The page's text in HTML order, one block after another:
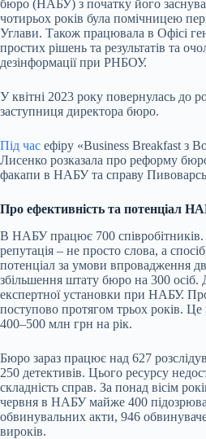
бюро (НАБУ) з початку його
чотирьох років була помічницею
Углави. Також працювала в Офісі
простих рішень та результатів та
дезінформації при РНБОУ.
У квітні 2023 року повернулась до
заступниця директора бюро.
Під час ефіру «Business Breakfast з
Лисенко розказала про реформу
факапи в НАБУ та справу
Про ефективність та потенціал
В НАБУ працює 700 співробітників.
репутація – не просто слова, а
потенціал за умови впровадження
збільшення штату бюро на 300 осіб.
експертної установки при НАБУ.
поступово протягом трьох років.
400–500 млн грн на рік.
Бюро зараз працює над 627
250 детективів. Цього ресурсу
складність справ. За понад вісім
червня в НАБУ майже 400
обвинувальних акти, 946
вироків.